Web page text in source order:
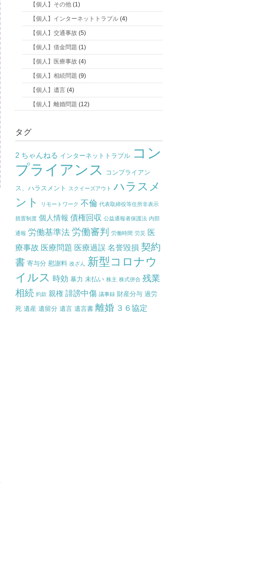
【個人】その他 (1)
【個人】インターネットトラブル (4)
【個人】交通事故 (5)
【個人】借金問題 (1)
【個人】医療事故 (4)
【個人】相続問題 (9)
【個人】遺言 (4)
【個人】離婚問題 (12)
タグ
2 ちゃんねる インターネットトラブル コン
プライアンス
コンプライアン
ス、ハラスメント スクイーズアウト ハラスメ
ント
リモートワーク 不倫 代表取締役等住所非表示
措置制度 個人情報 債権回収 公益通報者保護法 内部
通報 労働基準法 労働審判 労働時間 労災
医
療事故 医療問題 医療過誤 名誉毀損 契約
書 寄与分 慰謝料 改ざん 新型コロナウ
イルス 時効 暴力 未払い 株主 株式併合 残業
相続 約款 親権 誹謗中傷 議事録 財産分与 過労
死 遺産 遺留分 遺言 遺言書 離婚 ３６協定